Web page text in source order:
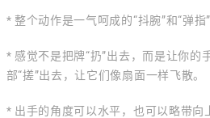
* 整个动作是一气呵成的“抖腕”和“弹指”
* 感觉不是把牌“扔”出去，而是让你的
部“搓”出去，让它们像扇面一样飞散。
* 出手的角度可以水平，也可以略带向